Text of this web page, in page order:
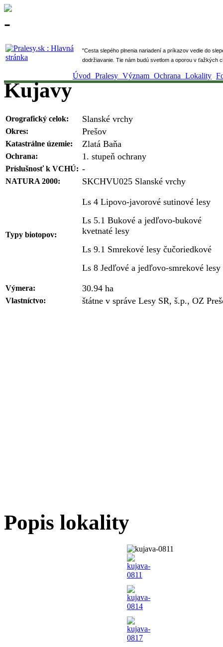
" Cesta slepého plnenia nariadení a príkazov vedie do
dodržiavanie. Tie nám budú svetlom a oporou v ťažkých
Úvod Pralesy Význam Ochrana Lokality
Kujavy
Orografický celok: Slanské vrchy
Okres: Prešov
Katastrálne územie: Zlatá Baňa
Ochrana: 1. stupeň ochrany
Príslušnosť k VCHÚ: -
NATURA 2000: SKCHVU025 Slanské vrchy
Typy biotopov:
Ls 4 Lipovo-javorové sutinové lesy
Ls 5.1 Bukové a jedľovo-bukové
kvetnaté lesy
Ls 9.1 Smrekové lesy čučoriedkové
Ls 8 Jedľové a jedľovo-smrekové lesy
Výmera: 30.94 ha
Vlastníctvo: štátne v správe Lesy SR, š.p., OZ
Popis lokality